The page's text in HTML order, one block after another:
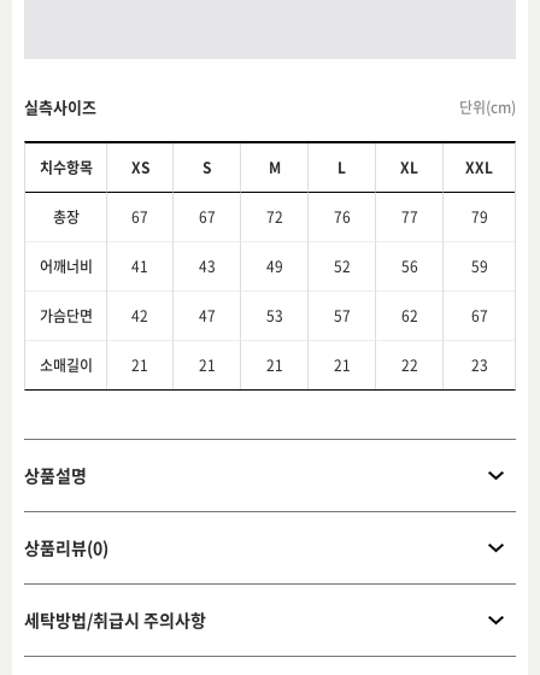
실측사이즈 단위(cm)
치수항목 XS S M L XL XXL
총장 67 67 72 76 77 79
어깨너비 41 43 49 52 56 59
가슴단면 42 47 53 57 62 67
소매길이 21 21 21 21 22 23
상품설명
상품리뷰(0)
세탁방법/취급시 주의사항